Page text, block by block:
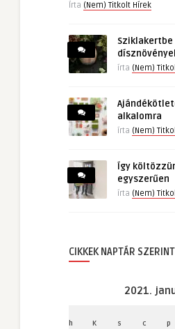
Írta (Nem) Titkolt Hírek
írta (Nem)
alkalomra
írta (Nem)
Így
egyszerűen
írta (Nem)
CIKKEK NAPTÁR SZERINT
2021.
h K s c p